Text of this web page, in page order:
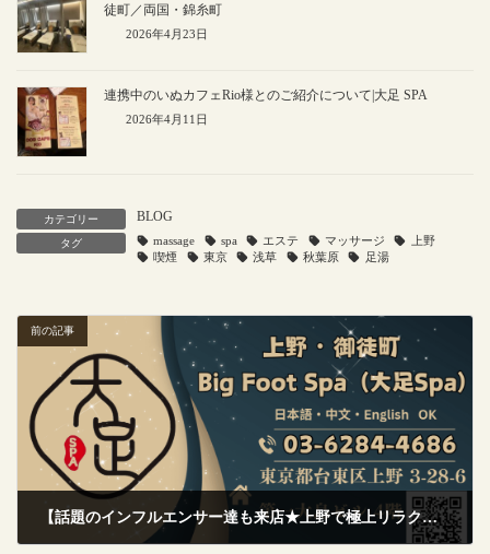
徒町／両国・錦糸町
2026年4月23日
連携中のいぬカフェRio様とのご紹介について|大足 SPA
2026年4月11日
カテゴリー BLOG
タグ massage spa エステ マッサージ
上野
喫煙
東京 浅草 秋葉原 足湯
前の記事
【話題のインフルエンサー達も来店★上野で極上リラクゼーション体験